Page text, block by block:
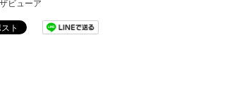
ビューア